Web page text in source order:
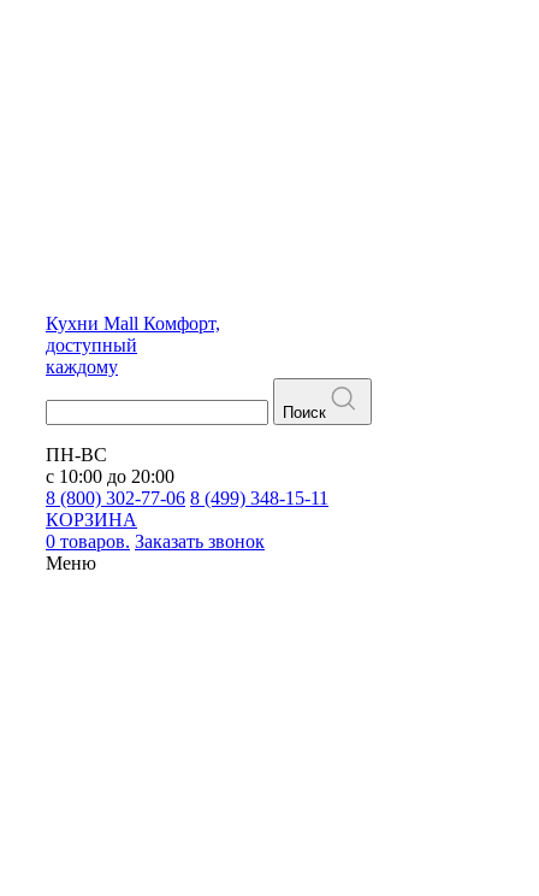
Кухни Mall Комфорт,
доступный
каждому
Поиск
ПН-ВС
с 10:00 до 20:00
8 (800) 302-77-06 8 (499) 348-15-11
КОРЗИНА
0 товаров. Заказать звонок
Меню